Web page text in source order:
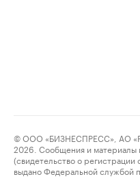
© ООО «БИЗНЕСПРЕСС», АО
2026. Сообщения и материалы
(свидетельство о
выдано Федеральной службой